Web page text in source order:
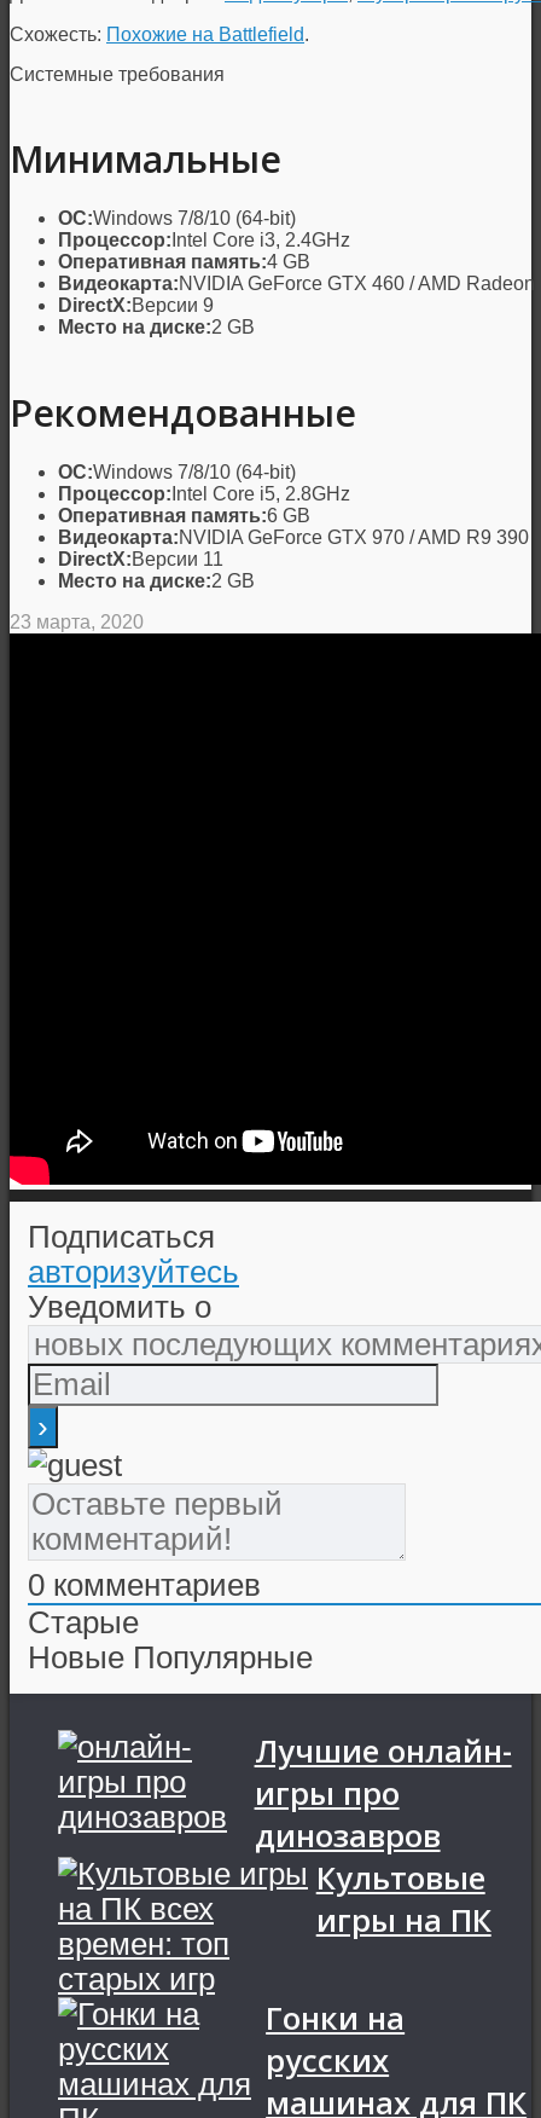
Схожесть: Похожие на Battlefield.
Системные требования
Минимальные
ОС:Windows 7/8/10 (64-bit)
Процессор: Intel Core i3, 2.4GHz
Оперативная память:4 GB
Видеокарта:NVIDIA GeForce GTX 460 / AMD
DirectX:Версии 9
Место на диске:2 GB
Рекомендованные
ОС:Windows 7/8/10 (64-bit)
Процессор: Intel Core i5, 2.8GHz
Оперативная память:6 GB
Видеокарта:NVIDIA GeForce GTX 970 / AMD R9 390
DirectX:Версии 11
Место на диске:2 GB
23 марта, 2020
Подписаться
авторизуйтесь
Уведомить о
0 комментариев
Старые
Новые Популярные
Лучшие онлайн-
игры про
динозавров
Культовые
игры на ПК
Гонки на
русских
машинах для ПК